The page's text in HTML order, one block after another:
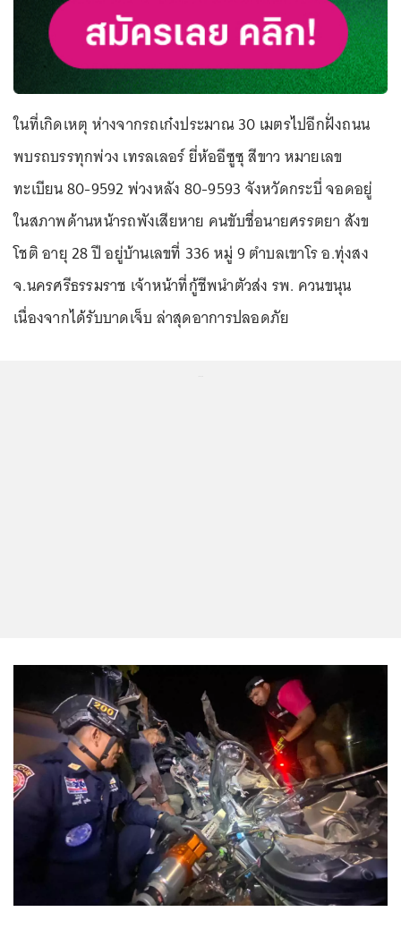
ในที่เกิดเหตุ ห่างจากรถเก๋งประมาณ 30 เมตรไปอีกฝั่งถนน
พบรถบรรทุกพ่วง เทรลเลอร์ ยี่ห้ออีซูซุ สีขาว หมายเลข
ทะเบียน 80-9592 พ่วงหลัง 80-9593 จังหวัดกระบี่ จอดอยู่
ในสภาพด้านหน้ารถพังเสียหาย คนขับชื่อนายศรรตยา สังข
โชติ อายุ 28 ปี อยู่บ้านเลขที่ 336 หมู่ 9 ตำบลเขาโร อ.ทุ่งสง
จ.นครศรีธรรมราช เจ้าหน้าที่กู้ชีพนำตัวส่ง รพ. ควนขนุน
เนื่องจากได้รับบาดเจ็บ ล่าสุดอาการปลอดภัย